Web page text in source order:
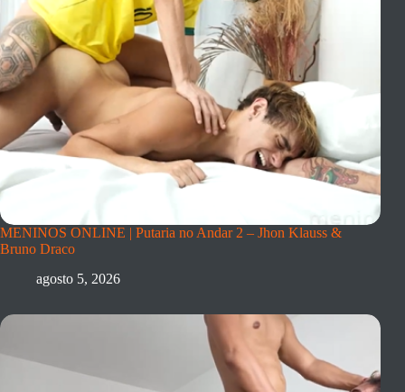
MENINOS ONLINE | Putaria no Andar 2 – Jhon Klauss &
Bruno Draco
agosto 5, 2026